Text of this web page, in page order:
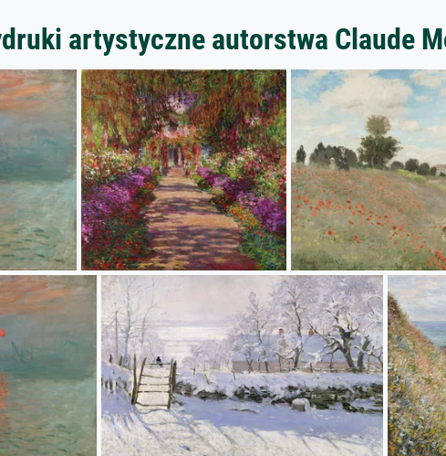
artystyczne autorstwa Claude